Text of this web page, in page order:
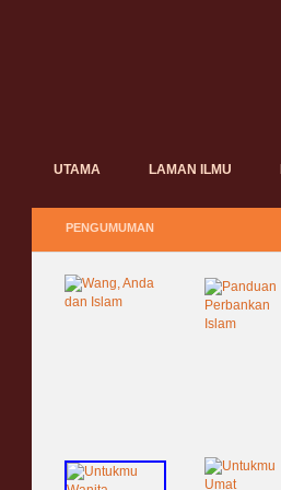
UTAMA LAMAN ILMU
PENGUMUMAN